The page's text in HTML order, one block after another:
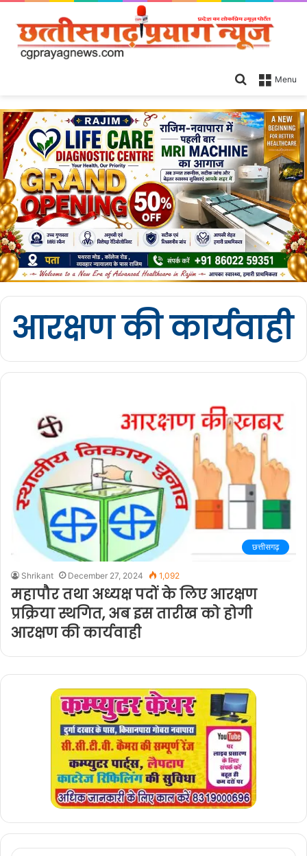
Menu
Search
आरक्षण की कार्यवाही
छत्तीसगढ़
Shrikant December 27, 2024 1,092
महापौर तथा अध्यक्ष पदों के लिए आरक्षण
प्रक्रिया स्थगित, अब इस तारीख को होगी
आरक्षण की कार्यवाही